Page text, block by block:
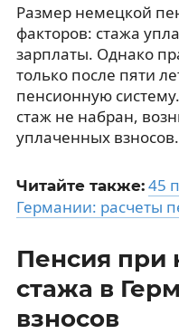
Размер немецкой
факторов: стажа
зарплаты. Однако
только после пяти
пенсионную
стаж не набран,
уплаченных взносов.
Читайте также: 45
Германии: расчеты
Пенсия при
стажа в
взносов